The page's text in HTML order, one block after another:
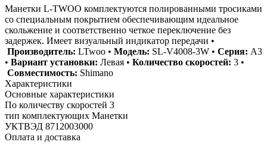
Манетки L-TWOO комплектуются полированными тросиками
со специальным покрытием обеспечивающим идеальное
скольжение и соответственно четкое переключение без
задержек. Имеет визуальный индикатор передачи •
Производитель: LTwoo • Модель: SL-V4008-3W • Серия: A3
• Вариант установки: Левая • Количество скоростей: 3 •
Совместимость: Shimano
Характеристики
Основные характеристики
По количеству скоростей 3
тип комплектующих Манетки
УКТВЭД 8712003000
Оплата и доставка